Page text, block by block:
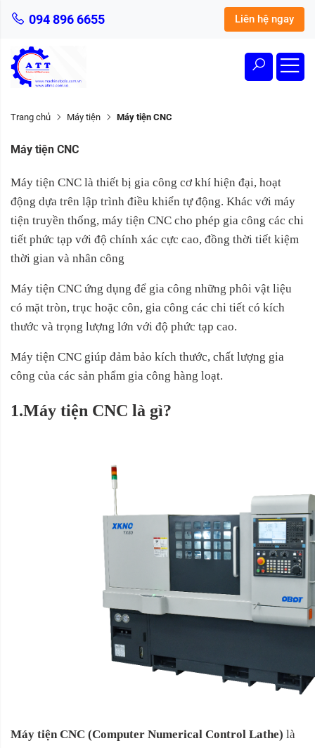
094 896 6655 Liên hệ ngay
Trang chủ Máy tiện Máy tiện CNC
Máy tiện CNC
Máy tiện CNC là thiết bị gia công cơ khí hiện đại, hoạt
động dựa trên lập trình điều khiển tự động. Khác với máy
tiện truyền thống, máy tiện CNC cho phép gia công các chi
tiết phức tạp với độ chính xác cực cao, đồng thời tiết kiệm
thời gian và nhân công
Máy tiện CNC ứng dụng để gia công những phôi vật liệu
có mặt tròn, trục hoặc côn, gia công các chi tiết có kích
thước và trọng lượng lớn với độ phức tạp cao.
Máy tiện CNC giúp đảm bảo kích thước, chất lượng gia
công của các sản phẩm gia công hàng loạt.
1.Máy tiện CNC là gì?
Máy tiện CNC (Computer Numerical Control Lathe) là